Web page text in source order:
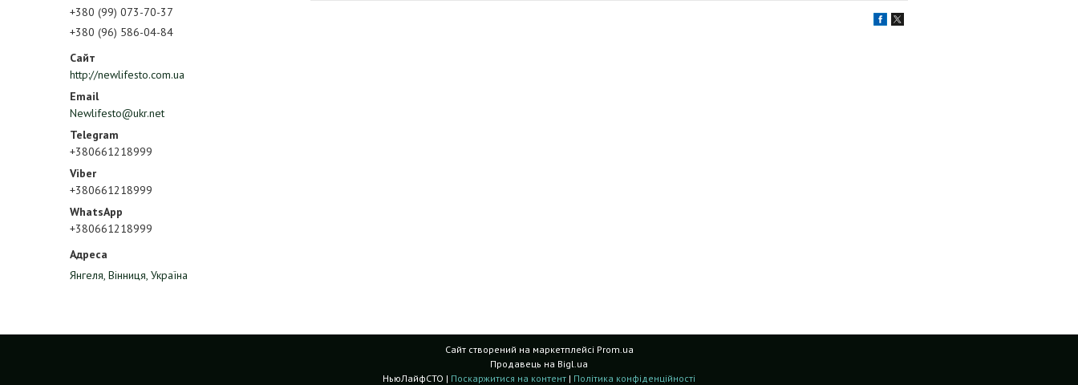
+380 (99) 073-70-37
+380 (96) 586-04-84
http://newlifesto.com.ua
Newlifesto@ukr.net
+380661218999
+380661218999
+380661218999
Янгеля, Вінниця, Україна
Сайт створений на маркетплейсі Prom.ua
Продавець на Bigl.ua
НьюЛайфСТО | Поскаржитися на контент | Політика конфіденційності